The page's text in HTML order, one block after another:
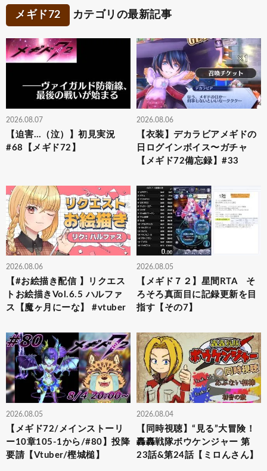
メギド72 カテゴリの最新記事
2026.08.07
【迫害…（泣）】初見実況
#68【メギド72】
2026.08.06
【衣装】デカラビアメギドの
日ログインボイス〜ガチャ
【メギド72備忘録】#33
2026.08.06
【#お絵描き配信 】リクエス
トお絵描きVol.6.5 ハルファ
ス【魔ヶ月にーな】 #vtuber
2026.08.05
【メギド７２】星間RTA そ
ろそろ真面目に記録更新を目
指す【その7】
2026.08.05
【メギド72/メインストーリ
ー10章105-1から/#80】投降
要請【Vtuber/樫城槌】
2026.08.04
【同時視聴】“見る”大冒険！
轟轟戦隊ボウケンジャー 第
23話&第24話【ミロんさん】